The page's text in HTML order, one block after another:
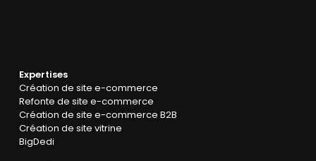
Expertises
Création de site e-commerce
Refonte de site e-commerce
Création de site e-commerce B2B
Création de site vitrine
BigDedi